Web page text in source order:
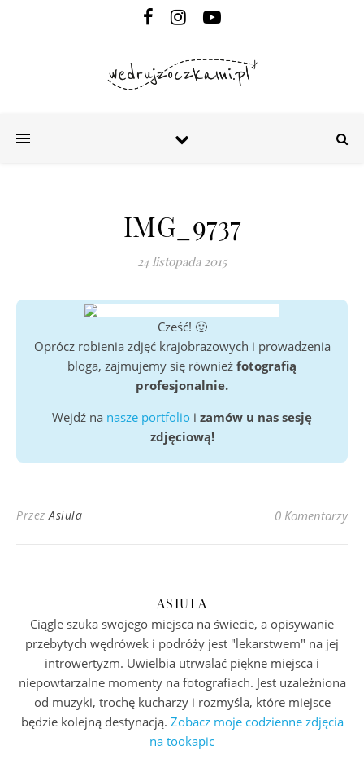
IMG_9737
24 listopada 2015
Cześć! 🙂
Oprócz robienia zdjęć krajobrazowych i prowadzenia
bloga, zajmujemy się również fotografią
profesjonalnie.
Wejdź na nasze portfolio i zamów u nas sesję
zdjęciową!
PrzezAsiula 0 Komentarzy
ASIULA
Ciągle szuka swojego miejsca na świecie, a opisywanie
przebytych wędrówek i podróży jest "lekarstwem" na jej
introwertyzm. Uwielbia utrwalać piękne miejsca i
niepowtarzalne momenty na fotografiach. Jest uzależniona
od muzyki, trochę kucharzy i rozmyśla, które miejsce
będzie kolejną destynacją. Zobacz moje codzienne zdjęcia
na tookapic